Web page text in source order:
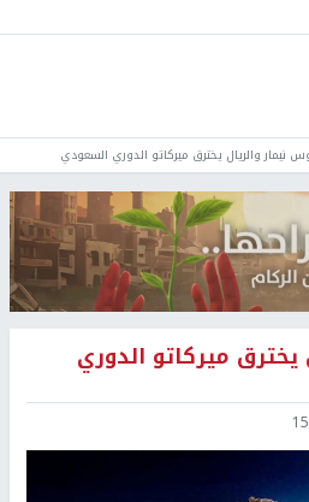
نيمار والريال يخترق ميركاتو الدوري السعودي
ميركاتو الدوري